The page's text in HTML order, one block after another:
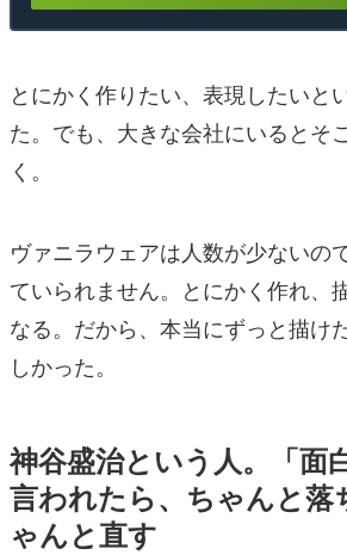
とにかく作りたい、表現したいと
た。でも、大きな会社にいるとそ
く。
ヴァニラウェアは人数が少ないの
ていられません。とにかく作れ、
なる。だから、本当にずっと描け
しかった。
神谷盛治という人。「面
言われたら、ちゃんと落
ゃんと直す